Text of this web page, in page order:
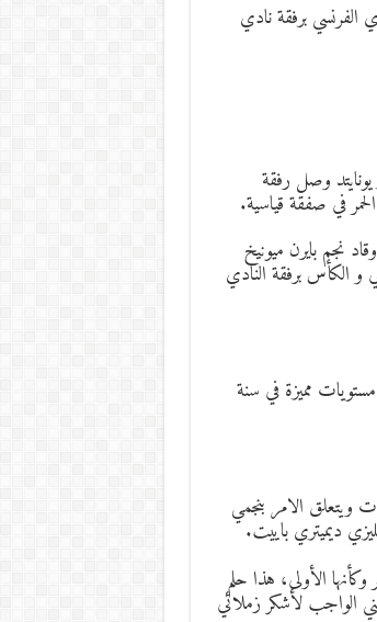
حقق الدوري الفرنسي برفقة نادي
القدم في المركز 14، نجم مانشستر يونايتد وصل رفقة
بوجبا، وقاد نجم بايرن ميونيخ
و الكأس برفقة النادي
وقدم المهاجم البولندي مستويات مميزة في سنة
عدد الاصوات ويتعلق الامر بنجمي
ديميتري باييت.
الأولى، هذا حلم
حقًا، وهذا يعطيني الواجب لأشكر زملائي